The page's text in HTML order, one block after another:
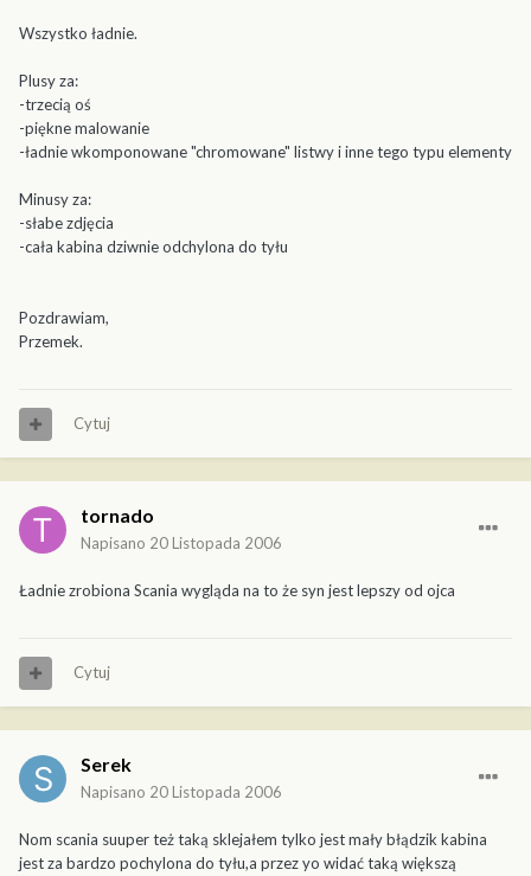
Wszystko ładnie.
Plusy za:
-trzecią oś
-piękne malowanie
-ładnie wkomponowane "chromowane" listwy i inne tego typu elementy
Minusy za:
-słabe zdjęcia
-cała kabina dziwnie odchylona do tyłu
Pozdrawiam,
Przemek.
Cytuj
tornado
Napisano 20 Listopada 2006
Ładnie zrobiona Scania wygląda na to że syn jest lepszy od ojca
Cytuj
Serek
Napisano 20 Listopada 2006
Nom scania suuper też taką sklejałem tylko jest mały błądzik kabina
jest za bardzo pochylona do tyłu,a przez yo widać taką większą